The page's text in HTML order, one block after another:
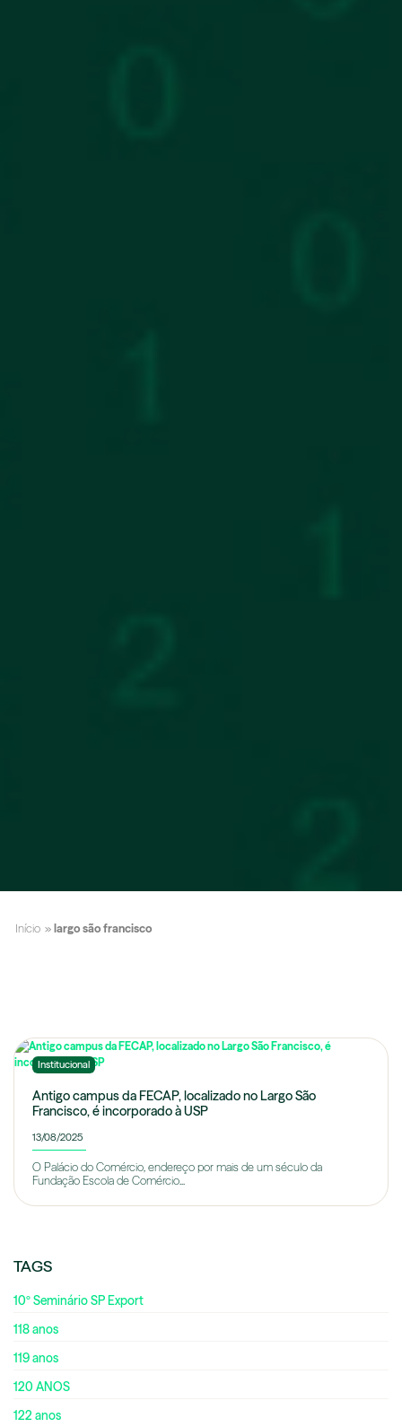
Início » largo são francisco
Institucional
Antigo campus da FECAP, localizado no Largo São
Francisco, é incorporado à USP
13/08/2025
O Palácio do Comércio, endereço por mais de um século da
Fundação Escola de Comércio...
TAGS
10º Seminário SP Export
118 anos
119 anos
120 ANOS
122 anos